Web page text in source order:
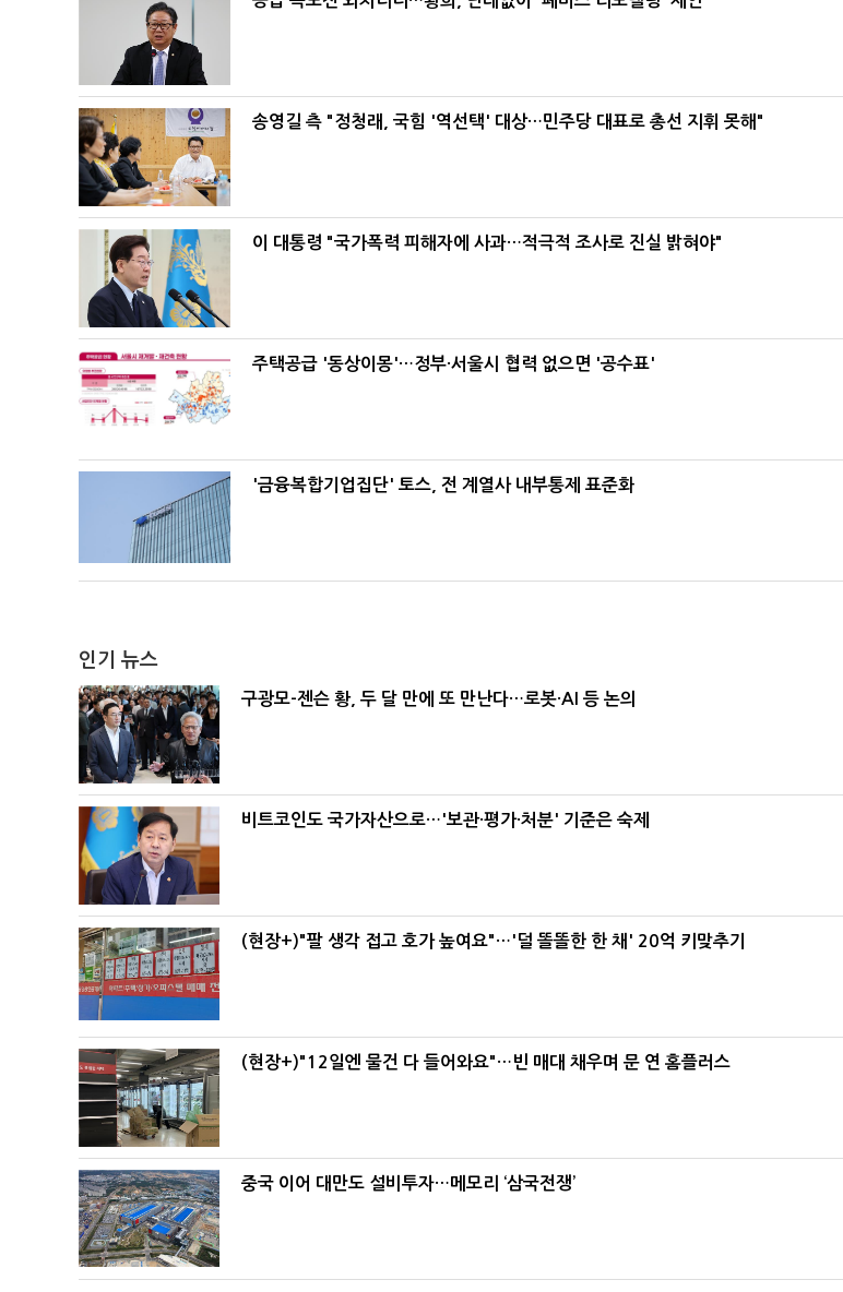
송영길 측 "정청래, 국힘 '역선택' 대상…민주당 대표로 총선 지휘 못해"
이 대통령 "국가폭력 피해자에 사과…적극적 조사로 진실 밝혀야"
주택공급 '동상이몽'…정부·서울시 협력 없으면 '공수표'
'금융복합기업집단' 토스, 전 계열사 내부통제 표준화
인기 뉴스
구광모-젠슨 황, 두 달 만에 또 만난다…로봇·AI 등 논의
비트코인도 국가자산으로…'보관·평가·처분' 기준은 숙제
(현장+)"팔 생각 접고 호가 높여요"…'덜 똘똘한 한 채' 20억 키맞추기
(현장+)"12일엔 물건 다 들어와요"…빈 매대 채우며 문 연 홈플러스
중국 이어 대만도 설비투자…메모리 ‘삼국전쟁’